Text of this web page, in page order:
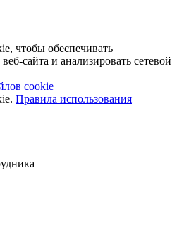
чтобы обеспечивать
сайта и анализировать сетевой
cookie
Правила использования